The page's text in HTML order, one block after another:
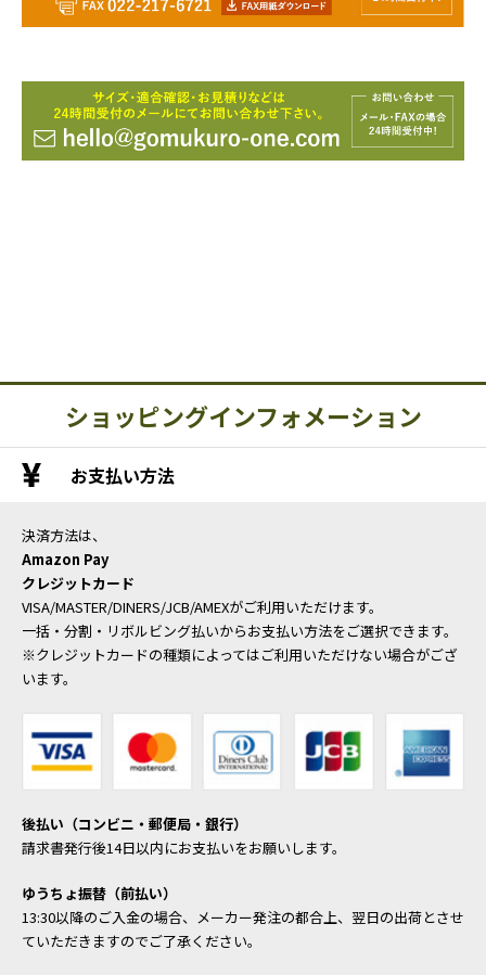
ショッピングインフォメーション
お支払い方法
決済方法は、
Amazon Pay
クレジットカード
VISA/MASTER/DINERS/JCB/AMEXがご利用いただけます。
一括・分割・リボルビング払いからお支払い方法をご選択できます。
※クレジットカードの種類によってはご利用いただけない場合がござ
います。
後払い（コンビニ・郵便局・銀行）
請求書発行後14日以内にお支払いをお願いします。
ゆうちょ振替（前払い）
13:30以降のご入金の場合、メーカー発注の都合上、翌日の出荷とさせ
ていただきますのでご了承ください。